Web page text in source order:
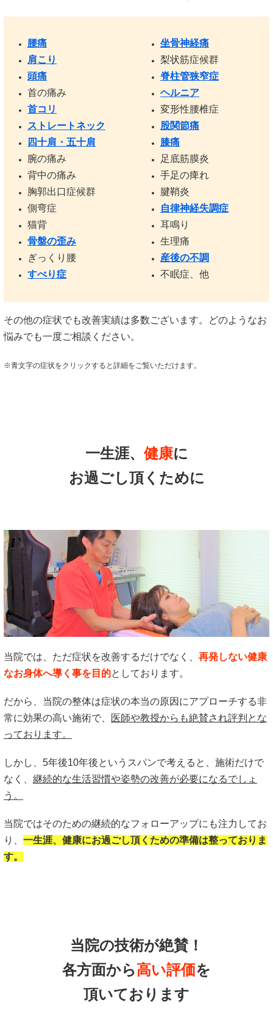
腰痛
肩こり
頭痛
首の痛み
首コリ
ストレートネック
四十肩・五十肩
腕の痛み
背中の痛み
胸郭出口症候群
側弯症
猫背
骨盤の歪み
ぎっくり腰
すべり症
坐骨神経痛
梨状筋症候群
脊柱管狭窄症
ヘルニア
変形性腰椎症
股関節痛
膝痛
足底筋膜炎
手足の痺れ
腱鞘炎
自律神経失調症
耳鳴り
生理痛
産後の不調
不眠症、他
その他の症状でも改善実績は多数ございます。どのようなお
悩みでも一度ご相談ください。
※青文字の症状をクリックすると詳細をご覧いただけます。
一生涯、健康に
お過ごし頂くために
当院では、ただ症状を改善するだけでなく、 再発しない健康
なお身体へ導く事を目的としております。
だから、当院の整体は症状の本当の原因にアプローチする非
常に効果の高い施術で、
医師や教授からも絶賛され評判とな
っております。
しかし、5年後10年後というスパンで考えると、施術だけで
なく、 継続的な生活習慣や姿勢の改善が必要になるでしょ
う。
当院ではそのための継続的なフォローアップにも注力してお
り、 一生涯、健康にお過ごし頂くための準備は整っておりま
す。
当院の技術が絶賛！
各方面から高い評価を
頂いております